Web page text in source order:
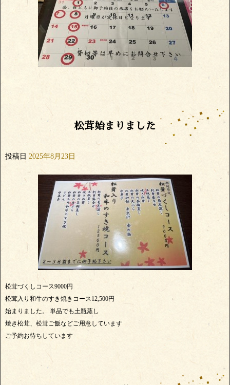
松茸始まりました
投稿日 2025年8月23日
松茸づくしコース9000円
松茸入り和牛のすき焼きコース12,500円
始まりました。 単品でも土瓶蒸し
焼き松茸、松茸ご飯などご用意しています
ご予約お待ちしています